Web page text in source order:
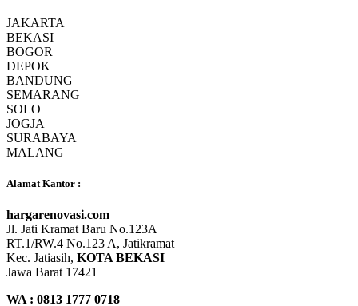
JAKARTA
BEKASI
BOGOR
DEPOK
BANDUNG
SEMARANG
SOLO
JOGJA
SURABAYA
MALANG
Alamat Kantor :
hargarenovasi.com
Jl. Jati Kramat Baru No.123A
RT.1/RW.4 No.123 A, Jatikramat
Kec. Jatiasih, KOTA BEKASI
Jawa Barat 17421
WA : 0813 1777 0718